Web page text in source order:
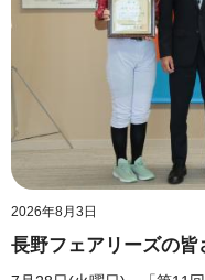
2026年8月3日
長野フェアリーズの皆